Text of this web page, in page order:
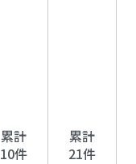
累計
10件
累計
21件